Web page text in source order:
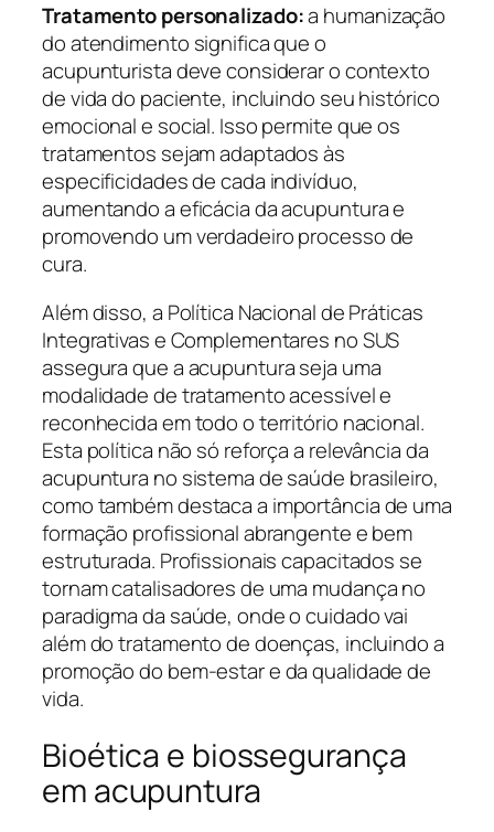
Tratamento personalizado:a humanização
do atendimento significa que o
acupunturista deve considerar o contexto
de vida do paciente, incluindo seu histórico
emocional e social. Isso permite que os
tratamentos sejam adaptados às
especificidades de cada indivíduo,
aumentando a eficácia da acupuntura e
promovendo um verdadeiro processo de
cura.
Além disso, a Política Nacional de Práticas
Integrativas e Complementares no SUS
assegura que a acupuntura seja uma
modalidade de tratamento acessível e
reconhecida em todo o território nacional.
Esta política não só reforça a relevância da
acupuntura no sistema de saúde brasileiro,
como também destaca a importância de uma
formação profissional abrangente e bem
estruturada. Profissionais capacitados se
tornam catalisadores de uma mudança no
paradigma da saúde, onde o cuidado vai
além do tratamento de doenças, incluindo a
promoção do bem-estar e da qualidade de
vida.
Bioética e biossegurança
em acupuntura